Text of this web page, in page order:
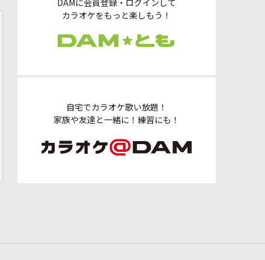
DAMに会員登録・ログインして
カラオケをもっと楽しもう！
自宅でカラオケ歌い放題！
家族や友達と一緒に！練習にも！